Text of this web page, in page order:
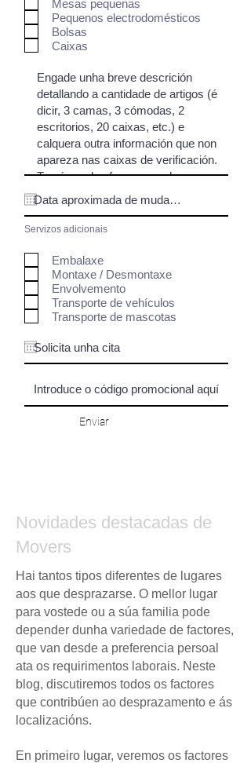
Mesas pequenas
Pequenos electrodomésticos
Bolsas
Caixas
Servizos adicionais
Embalaxe
Montaxe / Desmontaxe
Envolvemento
Transporte de vehículos
Transporte de mascotas
Enviar
Novidades destacadas de
Movers
Hai tantos tipos diferentes de lugares
aos que desprazarse. O mellor lugar
para vostede ou a súa familia pode
depender dunha variedade de factores,
que van desde a preferencia persoal
ata os requirimentos laborais. Neste
blog, discutiremos todos os factores
que contribúen ao desprazamento e ás
localizacións.
En primeiro lugar, veremos os factores